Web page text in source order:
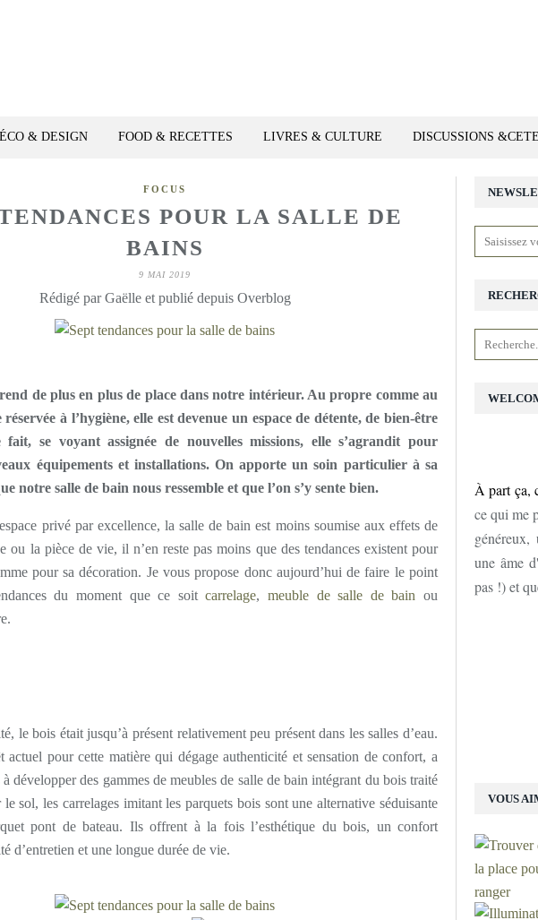
& DESIGN FOOD & RECETTES LIVRES & CULTURE DISCUSSIONS
FOCUS
POUR LA SALLE DE
BAINS
9 MAI 2019
Rédigé par Gaëlle et publié depuis Overblog
de plus en plus de place dans notre intérieur. Au propre comme au
à l’hygiène, elle est devenue un espace de détente, de bien-être
se voyant assignée de nouvelles missions, elle s’agrandit pour
équipements et installations. On apporte un soin particulier à sa
notre salle de bain nous ressemble et que l’on s’y sente bien.
privé par excellence, la salle de bain est moins soumise aux effets de
ou la pièce de vie, il n’en reste pas moins que des tendances existent pour
pour sa décoration. Je vous propose donc aujourd’hui de faire le point
du moment que ce soitcarrelage,meuble de salle de bain ou
le bois était jusqu’à présent relativement peu présent dans les salles d’eau.
actuel pour cette matière qui dégage authenticité et sensation de confort, a
développer des gammes de meubles de salle de bain intégrant du bois traité
sol, les carrelages imitant les parquets bois sont une alternative séduisante
pont de bateau. Ils offrent à la fois l’esthétique du bois, un confort
d’entretien et une longue durée de vie.
VOUS
À part ça,
ce qui me
une âme
pas !) et